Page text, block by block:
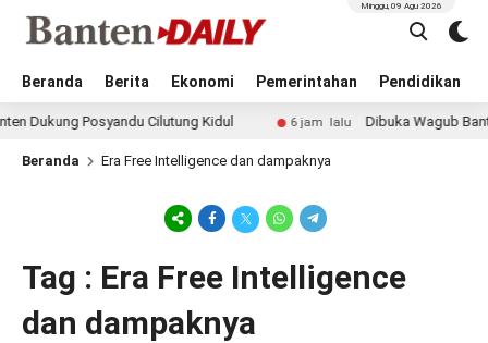
Beranda Berita Ekonomi Pemerintahan Pendidikan
Minggu, 09 Agu 2026
Posyandu Cilutung Kidul 6 jam lalu Dibuka Wagub Banten,
Beranda Era Free Intelligence dan dampaknya
Tag : Era Free Intelligence
dan dampaknya